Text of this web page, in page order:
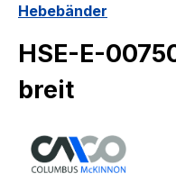
Hebebänder
HSE-E-
breit